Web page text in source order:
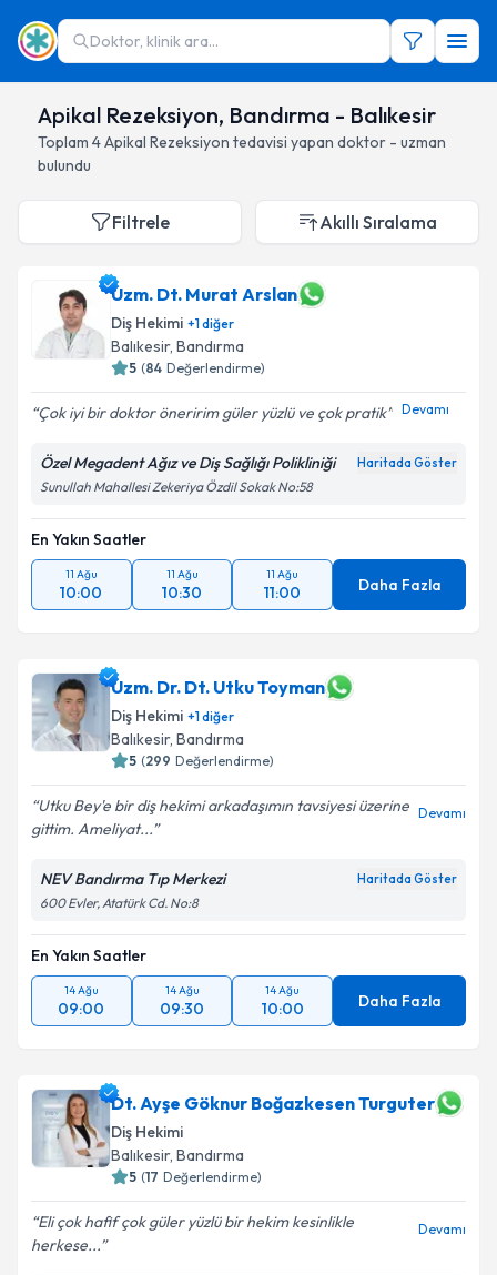
Doktor, klinik ara...
Apikal Rezeksiyon, Bandırma - Balıkesir
Toplam 4Apikal Rezeksiyon tedavisi yapan doktor - uzman
bulundu
Filtrele Akıllı Sıralama
Uzm. Dt. Murat Arslan
Diş Hekimi +1diğer
Balıkesir, Bandırma
5 (84 Değerlendirme)
Çok iyi bir doktor öneririm güler yüzlü ve çok pratik Devamı
Özel Megadent Ağız ve Diş Sağlığı Polikliniği Haritada Göster
Sunullah Mahallesi Zekeriya Özdil Sokak No:58
En Yakın Saatler
11 Ağu
10:00
11 Ağu
10:30
11 Ağu
11:00 Daha Fazla
Uzm. Dr. Dt. Utku Toyman
Diş Hekimi +1diğer
Balıkesir, Bandırma
5 (299 Değerlendirme)
Utku Bey'e bir diş hekimi arkadaşımın tavsiyesi üzerine
gittim. Ameliyat...
Devamı
NEV Bandırma Tıp Merkezi Haritada Göster
600 Evler, Atatürk Cd. No:8
En Yakın Saatler
14 Ağu
09:00
14 Ağu
09:30
14 Ağu
10:00 Daha Fazla
Dt. Ayşe Göknur Boğazkesen Turguter
Diş Hekimi
Balıkesir, Bandırma
5 (17 Değerlendirme)
Eli çok hafif çok güler yüzlü bir hekim kesinlikle
herkese...
Devamı